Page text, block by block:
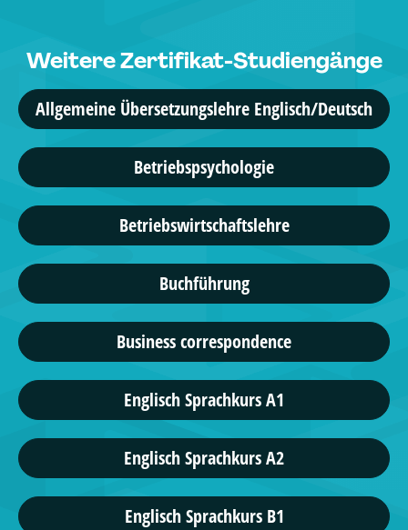
Weitere Zertifikat-Studiengänge
Allgemeine Übersetzungslehre Englisch/Deutsch
Betriebspsychologie
Betriebswirtschaftslehre
Buchführung
Business correspondence
Englisch Sprachkurs A1
Englisch Sprachkurs A2
Englisch Sprachkurs B1